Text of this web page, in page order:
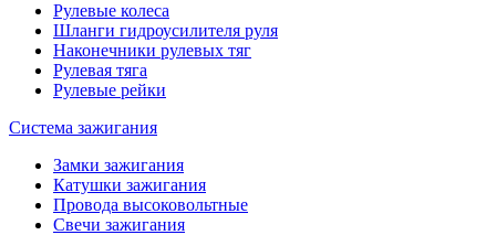
Рулевые колеса
Шланги гидроусилителя руля
Наконечники рулевых тяг
Рулевая тяга
Рулевые рейки
Система зажигания
Замки зажигания
Катушки зажигания
Провода высоковольтные
Свечи зажигания